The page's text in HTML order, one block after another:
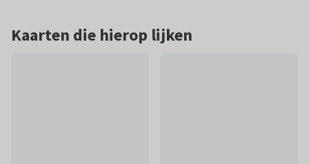
Kaarten die hierop lijken